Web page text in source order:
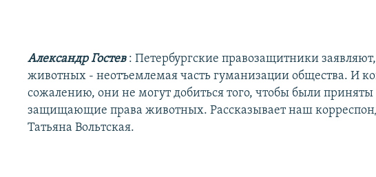
Александр Гостев : Петербургские правозащитники
животных - неотъемлемая часть гуманизации общества. И
сожалению, они не могут добиться того, чтобы были
защищающие права животных. Рассказывает наш
Татьяна Вольтская.